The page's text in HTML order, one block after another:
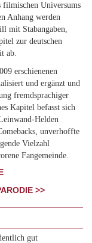
Universums
Anhang werden
mit Stabangaben,
zur deutschen
ab.
erschienenen
und ergänzt und
fremdsprachiger
Kapitel befasst sich
Helden
unverhoffte
Vielzahl
Fangemeinde.
>>
gut